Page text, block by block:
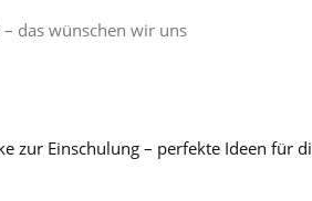
– das wünschen wir uns